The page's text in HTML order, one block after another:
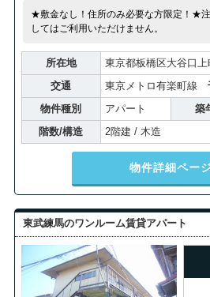
★敷金なし！住所のみ必要な方限定！★
してはご利用いただけません。
所在地
東京都板橋区大谷口上
交通
東京メトロ有楽町線
物件種別
アパート 築
階数/構造
2階建 / 木造
物件詳細ペー
東武練馬のワンルーム賃貸アパート